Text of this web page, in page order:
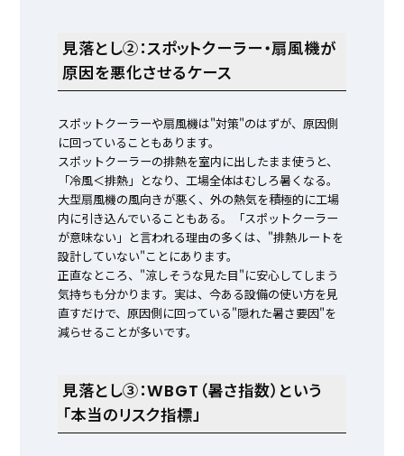
見落とし②：スポットクーラー・扇風機が
原因を悪化させるケース
スポットクーラーや扇風機は"対策"のはずが、原因側
に回っていることもあります。
スポットクーラーの排熱を室内に出したまま使うと、
「冷風＜排熱」となり、工場全体はむしろ暑くなる。
大型扇風機の風向きが悪く、外の熱気を積極的に工場
内に引き込んでいることもある。「スポットクーラー
が意味ない」と言われる理由の多くは、"排熱ルートを
設計していない"ことにあります。
正直なところ、"涼しそうな見た目"に安心してしまう
気持ちも分かります。実は、今ある設備の使い方を見
直すだけで、原因側に回っている"隠れた暑さ要因"を
減らせることが多いです。
見落とし③：WBGT（暑さ指数）という
「本当のリスク指標」